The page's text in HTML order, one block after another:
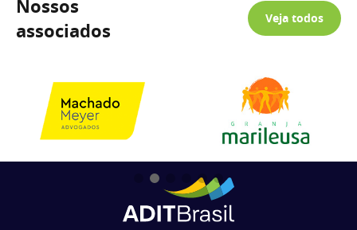
Nossos
associados
Veja todos